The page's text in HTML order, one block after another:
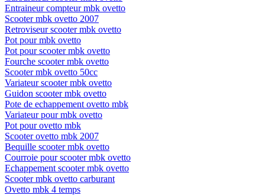
Entraineur compteur mbk ovetto
Scooter mbk ovetto 2007
Retroviseur scooter mbk ovetto
Pot pour mbk ovetto
Pot pour scooter mbk ovetto
Fourche scooter mbk ovetto
Scooter mbk ovetto 50cc
Variateur scooter mbk ovetto
Guidon scooter mbk ovetto
Pote de echappement ovetto mbk
Variateur pour mbk ovetto
Pot pour ovetto mbk
Scooter ovetto mbk 2007
Bequille scooter mbk ovetto
Courroie pour scooter mbk ovetto
Echappement scooter mbk ovetto
Scooter mbk ovetto carburant
Ovetto mbk 4 temps